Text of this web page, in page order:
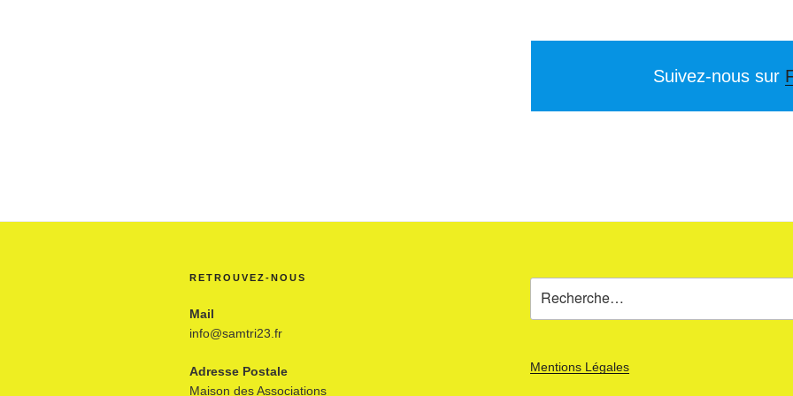
Suivez-nous sur
RETROUVEZ-NOUS
Mail
info@samtri23.fr
Adresse Postale
Maison des Associations
pour
Mentions Légales